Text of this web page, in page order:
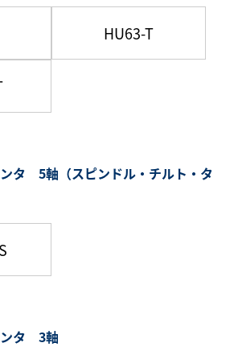
HU63-T
タ 5軸（スピンドル・チルト・タ
ンタ 3軸